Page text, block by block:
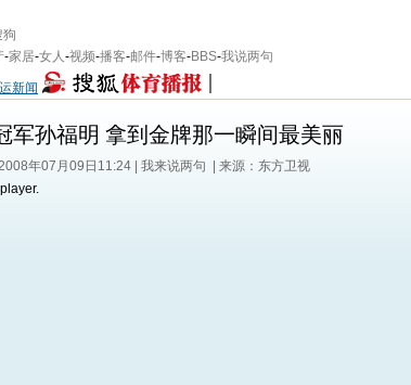
狗
-家居-女人-视频-播客-邮件-博客-BBS-我说两句
新闻
军孙福明 拿到金牌那一瞬间最美丽
年07月09日11:24 | 我来说两句
| 来源：东方卫视